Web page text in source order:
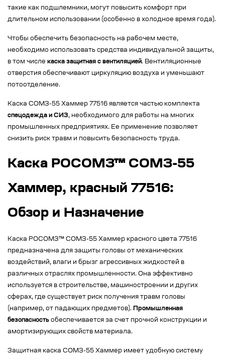
такие как подшлемники, могут повысить комфорт при
длительном использовании (особенно в холодное время года).
Чтобы обеспечить безопасность на рабочем месте,
необходимо использовать средства индивидуальной защиты,
в том числе каска защитная с вентиляцией. Вентиляционные
отверстия обеспечивают циркуляцию воздуха и уменьшают
потоотделение.
Каска СОМЗ-55 Хаммер 77516 является частью комплекта
спецодежда и СИЗ, необходимого для работы на многих
промышленных предприятиях. Ее применение позволяет
снизить риск травм и повысить безопасность труда.
Каска РОСОМЗ™ СОМЗ-55
Хаммер, красный 77516:
Обзор и Назначение
Каска РОСОМЗ™ СОМЗ-55 Хаммер красного цвета 77516
предназначена для защиты головы от механических
воздействий, влаги и брызг агрессивных жидкостей в
различных отраслях промышленности. Она эффективно
используется в строительстве, машиностроении и других
сферах, где существует риск получения травм головы
(например, от падающих предметов). Промышленная
безопасность обеспечивается за счет прочной конструкции и
амортизирующих свойств материала.
Защитная каска СОМЗ-55 Хаммер имеет удобную систему